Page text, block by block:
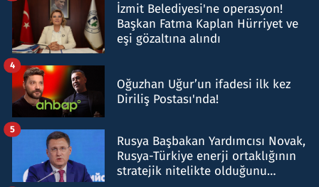
İzmit Belediyesi'ne operasyon!
Başkan Fatma Kaplan Hürriyet ve
eşi gözaltına alındı
Oğuzhan Uğur’un ifadesi ilk kez
Diriliş Postası'nda!
4
Rusya Başbakan Yardımcısı Novak,
Rusya-Türkiye enerji ortaklığının
stratejik nitelikte olduğunu
5